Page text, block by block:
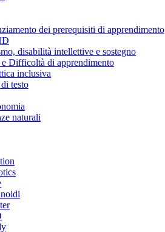
dei prerequisiti di apprendimento
disabilità intellettive e sostegno
Difficoltà di apprendimento
inclusiva
testo
naturali